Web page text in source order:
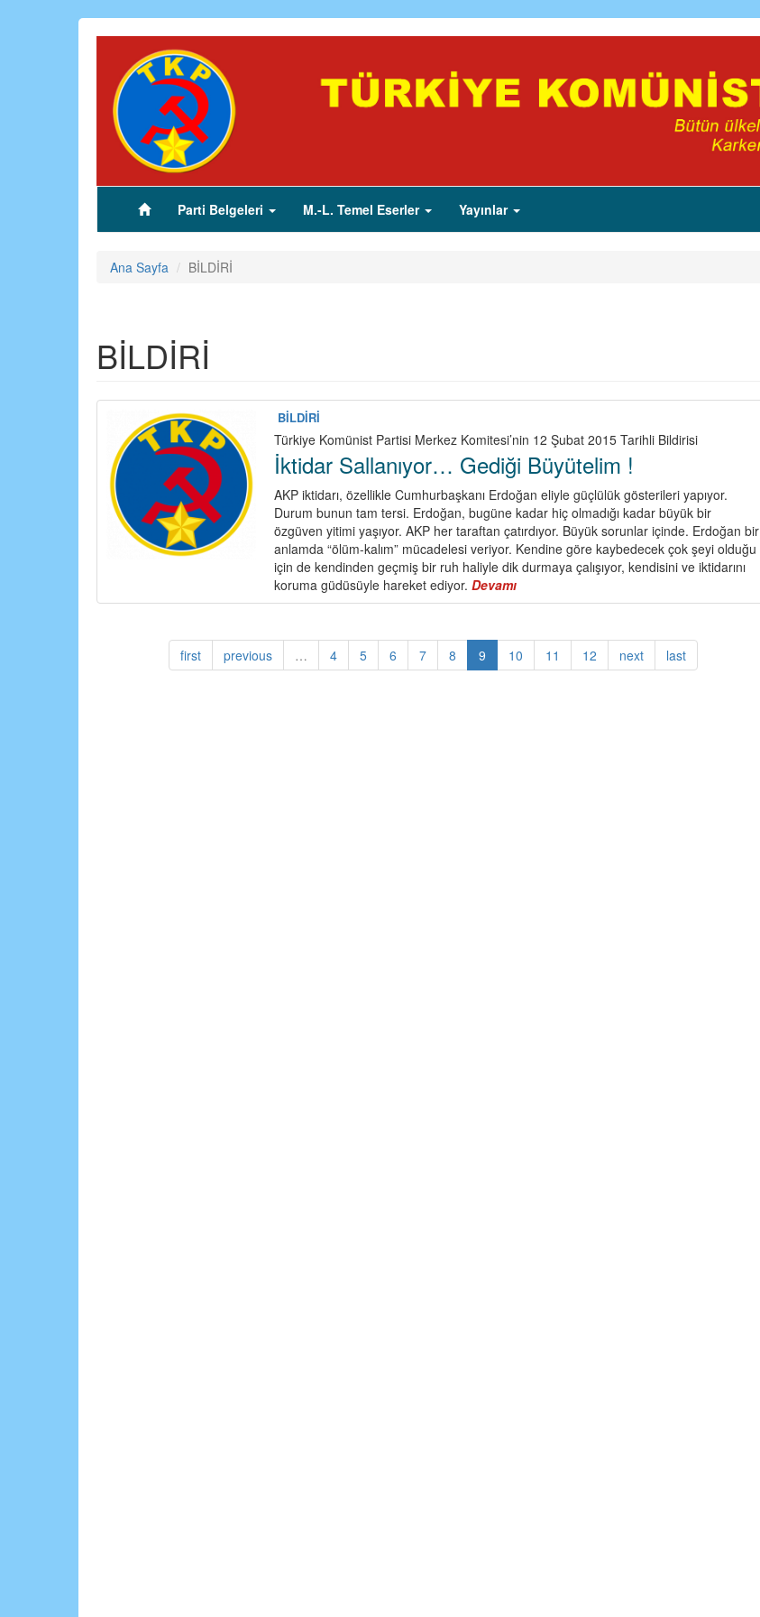
(current)Parti Belgeleri M.-L. Temel Eserler Yayınlar
Ana Sayfa BİLDİRİ
BİLDİRİ
BİLDİRİ
Türkiye Komünist Partisi Merkez Komitesi’nin 12 Şubat 2015 Tarihli Bildirisi
İktidar Sallanıyor… Gediği Büyütelim !
AKP iktidarı, özellikle Cumhurbaşkanı Erdoğan eliyle güçlülük gösterileri yapıyor.
Durum bunun tam tersi. Erdoğan, bugüne kadar hiç olmadığı kadar büyük bir
özgüven yitimi yaşıyor. AKP her taraftan çatırdıyor. Büyük sorunlar içinde. Erdoğan bir
anlamda “ölüm-kalım” mücadelesi veriyor. Kendine göre kaybedecek çok şeyi olduğu
için de kendinden geçmiş bir ruh haliyle dik durmaya çalışıyor, kendisini ve iktidarını
koruma güdüsüyle hareket ediyor.Devamı
İktidar
Gediği
Büyütelim
!
first previous … 4 5 6 7 8 9 10 11 12 next last